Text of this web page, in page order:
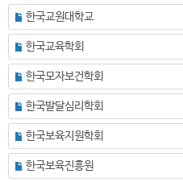
한국교원대학교
한국교육학회
한국모자보건학회
한국발달심리학회
한국보육지원학회
한국보육진흥원